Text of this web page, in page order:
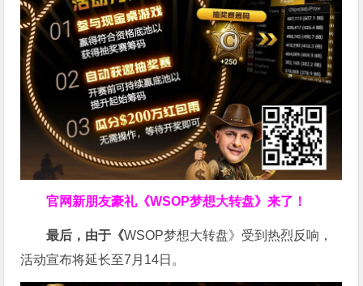
官网新朋友豪礼《WSOP梦想大转盘》来了！
最后，由于《WSOP梦想大转盘》受到热烈反响，
活动宣布将延长至7月14日。